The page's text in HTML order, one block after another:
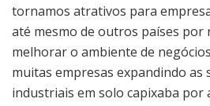
tornamos atrativos para
até mesmo de outros países por
melhorar o ambiente de
muitas empresas expandindo as
industriais em solo capixaba por